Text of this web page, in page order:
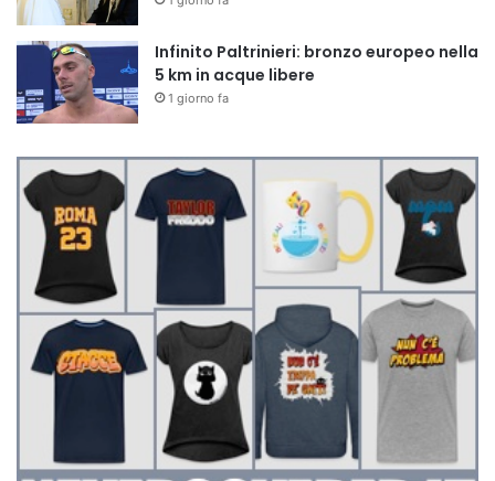
Infinito Paltrinieri: bronzo europeo nella
5 km in acque libere
1 giorno fa